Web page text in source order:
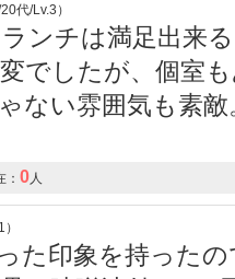
代/Lv.3）
ンチは満足出来
でしたが、個室
ない雰囲気も素
： 0人
た印象を持った